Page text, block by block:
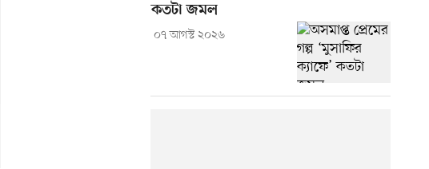
কতটা জমল
০৭ আগস্ট ২০২৬